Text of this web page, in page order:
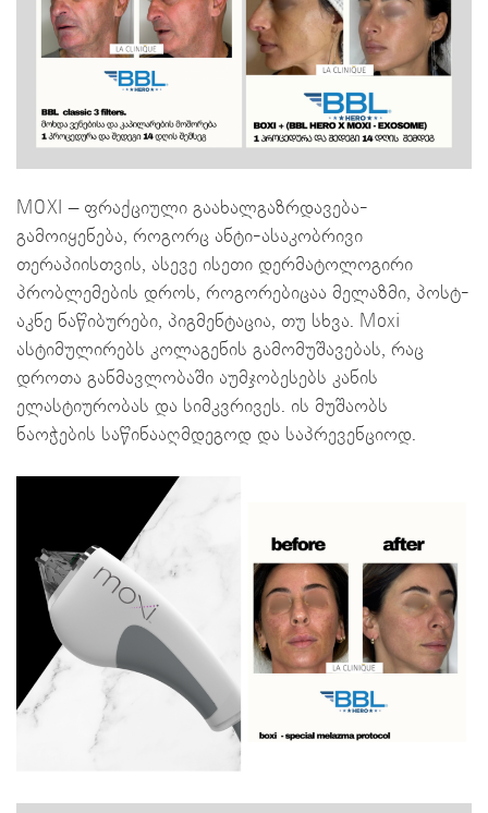
MOXI – ფრაქციული გაახალგაზრდავება-
გამოიყენება, როგორც ანტი-ასაკობრივი
თერაპიისთვის, ასევე ისეთი დერმატოლოგირი
პრობლემების დროს, როგორებიცაა მელაზმი, პოსტ-
აკნე ნაწიბურები, პიგმენტაცია, თუ სხვა. Moxi
ასტიმულირებს კოლაგენის გამომუშავებას, რაც
დროთა განმავლობაში აუმჯობესებს კანის
ელასტიურობას და სიმკვრივეს. ის მუშაობს
ნაოჭების საწინააღმდეგოდ და საპრევენციოდ.